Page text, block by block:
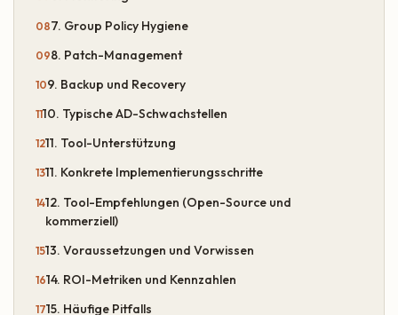
7. Group Policy Hygiene
8. Patch-Management
9. Backup und Recovery
10. Typische AD-Schwachstellen
11. Tool-Unterstützung
11. Konkrete Implementierungsschritte
12. Tool-Empfehlungen (Open-Source und
kommerziell)
13. Voraussetzungen und Vorwissen
14. ROI-Metriken und Kennzahlen
15. Häufige Pitfalls